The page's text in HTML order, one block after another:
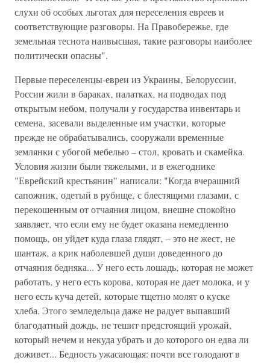
слухи об особых льготах для переселения евреев и
соответствующие разговоры. На Правобережье‚ где
земельная теснота наивысшая‚ такие разговоры наиболее
политически опасны".
Первые переселенцы-евреи из Украины‚ Белоруссии‚
России жили в бараках‚ палатках‚ на подводах под
открытым небом‚ получали у государства инвентарь и
семена‚ засевали выделенные им участки‚ которые
прежде не обрабатывались‚ сооружали временные
землянки с убогой мебелью – стол‚ кровать и скамейка.
Условия жизни были тяжелыми‚ и в ежегоднике
"Еврейский крестьянин" написали: "Когда вчерашний
сапожник‚ одетый в рубище‚ с блестящими глазами‚ с
перекошенным от отчаяния лицом‚ внешне спокойно
заявляет‚ что если ему не будет оказана немедленно
помощь‚ он уйдет куда глаза глядят‚ – это не жест‚ не
шантаж‚ а крик наболевшей души доведенного до
отчаяния бедняка... У него есть лошадь‚ которая не может
работать‚ у него есть корова‚ которая не дает молока‚ и у
него есть куча детей‚ которые тщетно молят о куске
хлеба. Этого земледельца даже не радует выпавший
благодатный дождь‚ не тешит предстоящий урожай‚
который нечем и некуда убрать и до которого он едва ли
доживет... Бедность ужасающая: почти все голодают в